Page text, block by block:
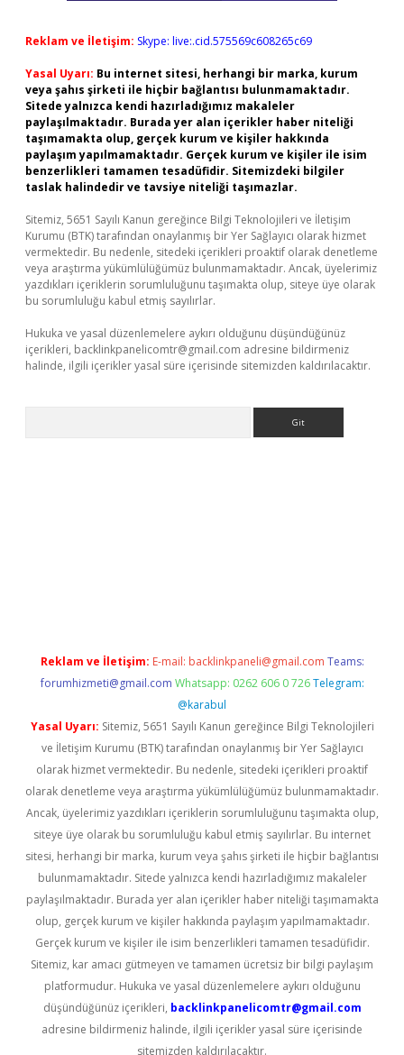
Reklam ve İletişim: Skype: live:.cid.575569c608265c69
Yasal Uyarı: Bu internet sitesi, herhangi bir marka, kurum
veya şahıs şirketi ile hiçbir bağlantısı bulunmamaktadır.
Sitede yalnızca kendi hazırladığımız makaleler
paylaşılmaktadır. Burada yer alan içerikler haber niteliği
taşımamakta olup, gerçek kurum ve kişiler hakkında
paylaşım yapılmamaktadır. Gerçek kurum ve kişiler ile isim
benzerlikleri tamamen tesadüfidir. Sitemizdeki bilgiler
taslak halindedir ve tavsiye niteliği taşımazlar.
Sitemiz, 5651 Sayılı Kanun gereğince Bilgi Teknolojileri ve İletişim
Kurumu (BTK) tarafından onaylanmış bir Yer Sağlayıcı olarak hizmet
vermektedir. Bu nedenle, sitedeki içerikleri proaktif olarak denetleme
veya araştırma yükümlülüğümüz bulunmamaktadır. Ancak, üyelerimiz
yazdıkları içeriklerin sorumluluğunu taşımakta olup, siteye üye olarak
bu sorumluluğu kabul etmiş sayılırlar.
Hukuka ve yasal düzenlemelere aykırı olduğunu düşündüğünüz
içerikleri, backlinkpanelicomtr@gmail.com adresine bildirmeniz
halinde, ilgili içerikler yasal süre içerisinde sitemizden kaldırılacaktır.
Reklam ve İletişim: E-mail: backlinkpaneli@gmail.com Teams:
forumhizmeti@gmail.com Whatsapp: 0262 606 0 726 Telegram:
@karabul
Yasal Uyarı: Sitemiz, 5651 Sayılı Kanun gereğince Bilgi Teknolojileri
ve İletişim Kurumu (BTK) tarafından onaylanmış bir Yer Sağlayıcı
olarak hizmet vermektedir. Bu nedenle, sitedeki içerikleri proaktif
olarak denetleme veya araştırma yükümlülüğümüz bulunmamaktadır.
Ancak, üyelerimiz yazdıkları içeriklerin sorumluluğunu taşımakta olup,
siteye üye olarak bu sorumluluğu kabul etmiş sayılırlar. Bu internet
sitesi, herhangi bir marka, kurum veya şahıs şirketi ile hiçbir bağlantısı
bulunmamaktadır. Sitede yalnızca kendi hazırladığımız makaleler
paylaşılmaktadır. Burada yer alan içerikler haber niteliği taşımamakta
olup, gerçek kurum ve kişiler hakkında paylaşım yapılmamaktadır.
Gerçek kurum ve kişiler ile isim benzerlikleri tamamen tesadüfidir.
Sitemiz, kar amacı gütmeyen ve tamamen ücretsiz bir bilgi paylaşım
platformudur. Hukuka ve yasal düzenlemelere aykırı olduğunu
düşündüğünüz içerikleri, backlinkpanelicomtr@gmail.com
adresine bildirmeniz halinde, ilgili içerikler yasal süre içerisinde
sitemizden kaldırılacaktır.